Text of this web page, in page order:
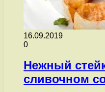
16.09.2019
0
Нежный
сливочном